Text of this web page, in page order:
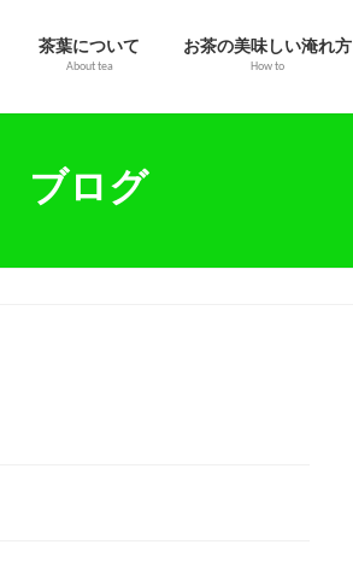
茶葉について
About tea
お茶の美味しい淹れ方
How to
ブログ